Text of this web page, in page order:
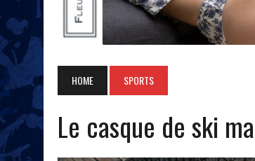
18 MAI 2026
UBISOFT ET UNSOLVED HUNTS
HOME SPORTS
Le casque de ski